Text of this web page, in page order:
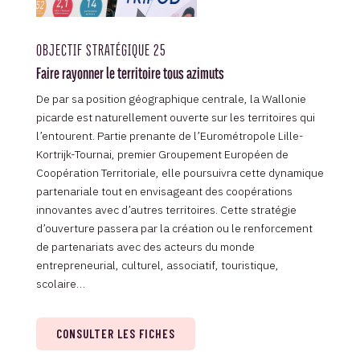
OBJECTIF STRATÉGIQUE 25
Faire rayonner le territoire tous azimuts
De par sa position géographique centrale, la Wallonie
picarde est naturellement ouverte sur les territoires qui
l’entourent. Partie prenante de l’Eurométropole Lille-
Kortrijk-Tournai, premier Groupement Européen de
Coopération Territoriale, elle poursuivra cette dynamique
partenariale tout en envisageant des coopérations
innovantes avec d’autres territoires. Cette stratégie
d’ouverture passera par la création ou le renforcement
de partenariats avec des acteurs du monde
entrepreneurial, culturel, associatif, touristique,
scolaire…
CONSULTER LES FICHES